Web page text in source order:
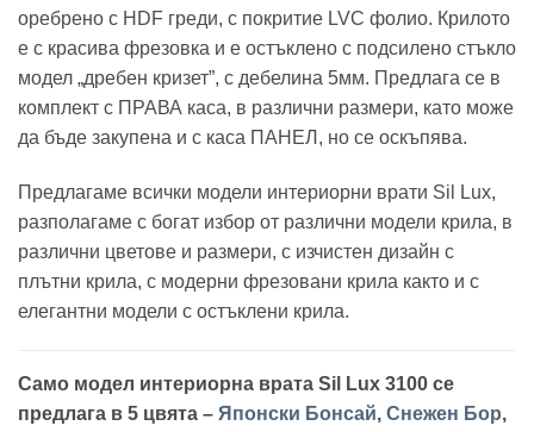
оребрено с HDF греди, с покритие LVC фолио. Крилото
е с красива фрезовка и е остъклено с подсилено стъкло
модел „дребен кризет”, с дебелина 5мм. Предлага се в
комплект с ПРАВА каса, в различни размери, като може
да бъде закупена и с каса ПАНЕЛ, но се оскъпява.
Предлагаме всички модели интериорни врати Sil Lux,
разполагаме с богат избор от различни модели крила, в
различни цветове и размери, с изчистен дизайн с
плътни крила, с модерни фрезовани крила както и с
елегантни модели с остъклени крила.
Само модел интериорна врата Sil Lux 3100 се
предлага в 5 цвята – Японски Бонсай, Снежен Бор,